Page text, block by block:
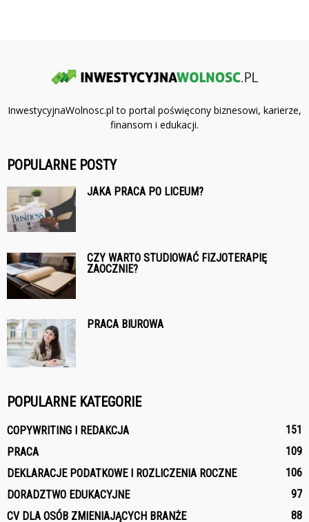
InwestycyjnaWolnosc.pl to portal poświęcony biznesowi, karierze,
finansom i edukacji.
POPULARNE POSTY
JAKA PRACA PO LICEUM?
CZY WARTO STUDIOWAĆ FIZJOTERAPIĘ
ZAOCZNIE?
PRACA BIUROWA
POPULARNE KATEGORIE
COPYWRITING I REDAKCJA
151
PRACA
109
DEKLARACJE PODATKOWE I ROZLICZENIA ROCZNE
106
DORADZTWO EDUKACYJNE
97
CV DLA OSÓB ZMIENIAJĄCYCH BRANŻE
88